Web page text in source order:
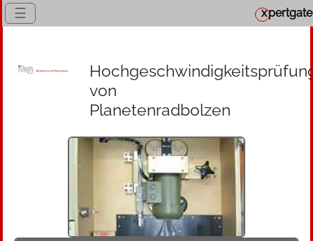
☰ xpertgate
von
Planetenradbolzen